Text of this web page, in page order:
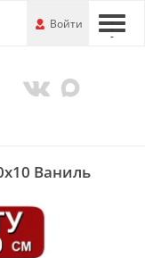
---
Войти
Ваниль